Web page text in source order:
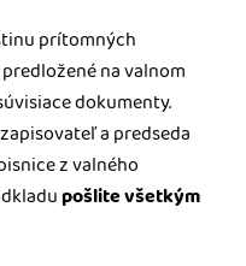
prítomných
na valnom
dokumenty.
a predseda
z valného
pošlite všetkým